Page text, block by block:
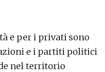
e per i privati sono
e i partiti politici
nel territorio